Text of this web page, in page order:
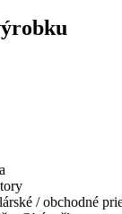
/ obchodné